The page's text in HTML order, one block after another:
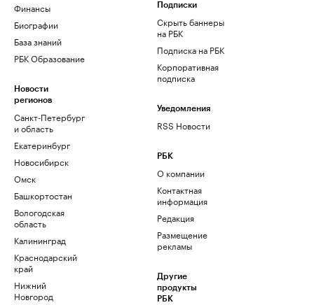
Финансы
Биографии
База знаний
РБК Образование
Новости
регионов
Санкт-Петербург
и область
Екатеринбург
Новосибирск
Омск
Башкортостан
Вологодская
область
Калининград
Краснодарский
край
Нижний
Новгород
Подписки
Скрыть баннеры
на РБК
Подписка на РБК
Корпоративная
подписка
Уведомления
RSS Новости
РБК
О компании
Контактная
информация
Редакция
Размещение
рекламы
Другие
продукты
РБК